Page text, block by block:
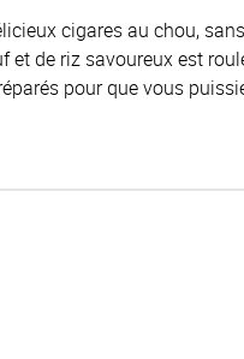
cigares au chou,
et de riz savoureux est
pour que vous